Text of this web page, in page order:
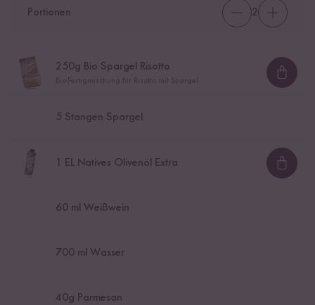
Portionen 2
250g Bio Spargel Risotto
5 Stangen Spargel
EL Natives Olivenöl Extra
60 ml Weißwein
700 ml Wasser
40g Parmesan